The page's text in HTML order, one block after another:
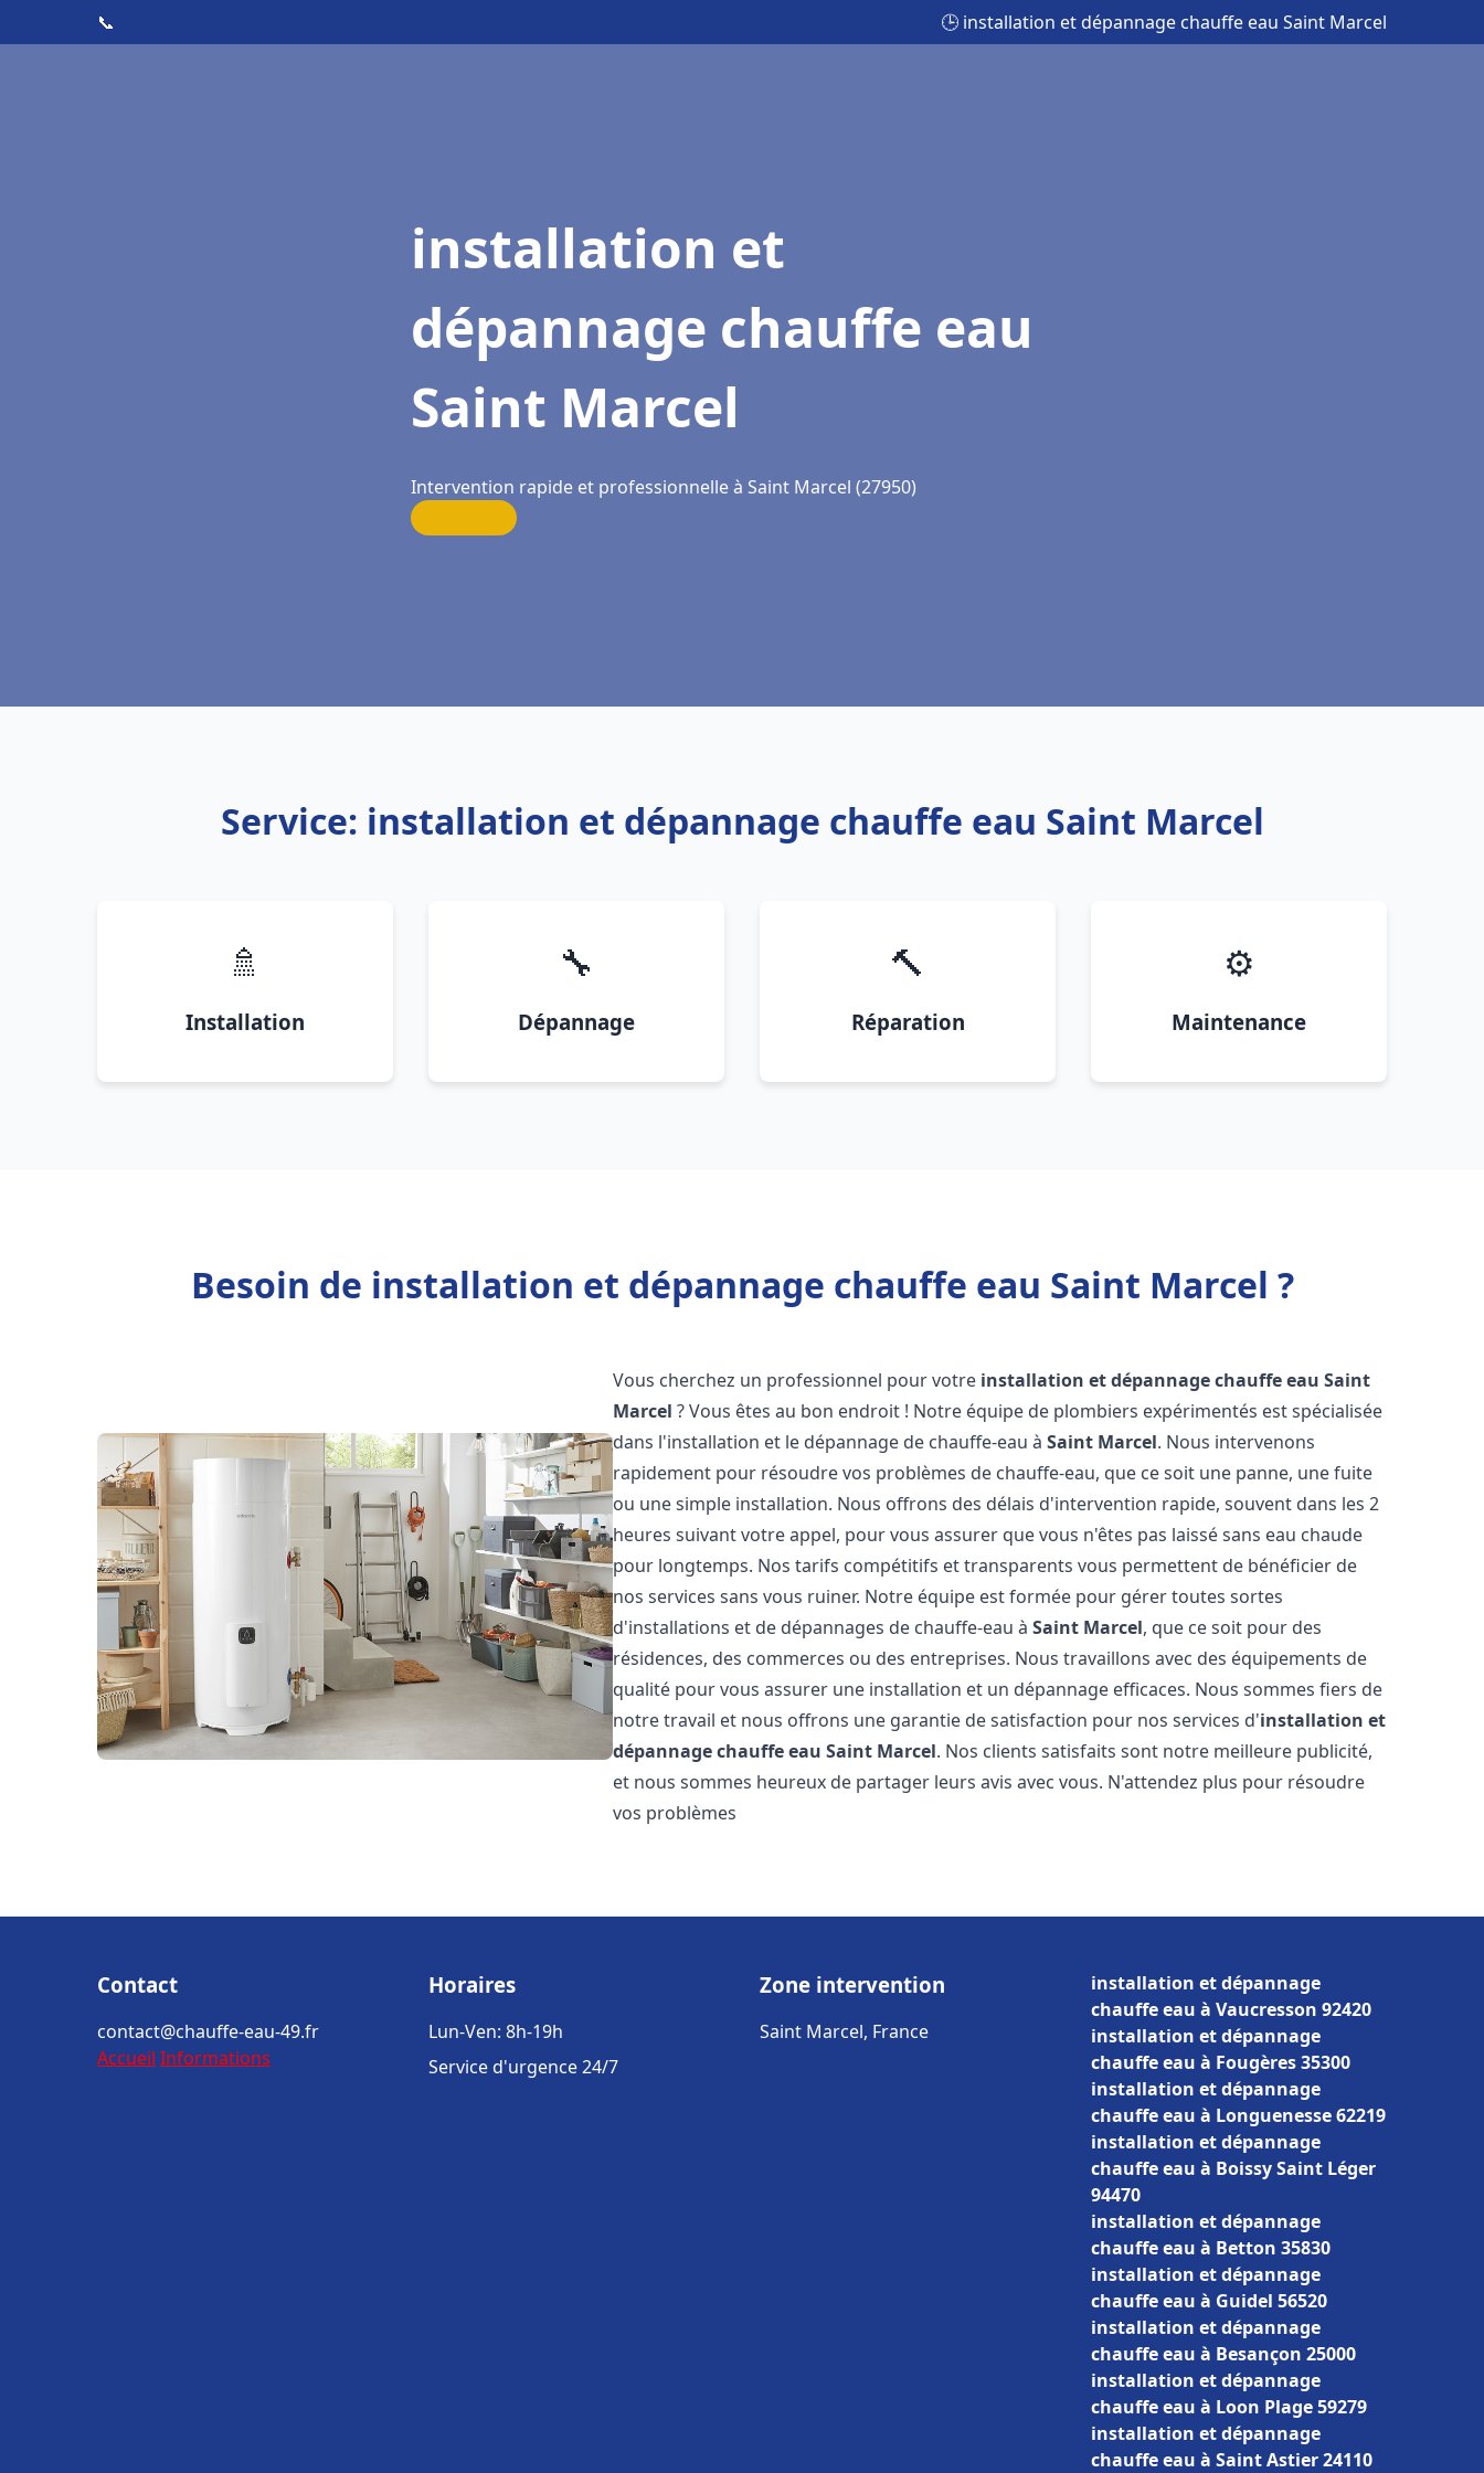
📞 🕒 installation et dépannage chauffe eau Saint Marcel
installation et
dépannage chauffe eau
Saint Marcel
Intervention rapide et professionnelle à Saint Marcel (27950)
Service: installation et dépannage chauffe eau Saint Marcel
🚿
Installation
🔧
Dépannage
🔨
Réparation
⚙️
Maintenance
Besoin de installation et dépannage chauffe eau Saint Marcel ?
Vous cherchez un professionnel pour votre installation et dépannage chauffe eau Saint
Marcel ? Vous êtes au bon endroit ! Notre équipe de plombiers expérimentés est spécialisée
dans l'installation et le dépannage de chauffe-eau àSaint Marcel. Nous intervenons
rapidement pour résoudre vos problèmes de chauffe-eau, que ce soit une panne, une fuite
ou une simple installation. Nous offrons des délais d'intervention rapide, souvent dans les 2
heures suivant votre appel, pour vous assurer que vous n'êtes pas laissé sans eau chaude
pour longtemps. Nos tarifs compétitifs et transparents vous permettent de bénéficier de
nos services sans vous ruiner. Notre équipe est formée pour gérer toutes sortes
d'installations et de dépannages de chauffe-eau àSaint Marcel, que ce soit pour des
résidences, des commerces ou des entreprises. Nous travaillons avec des équipements de
qualité pour vous assurer une installation et un dépannage efficaces. Nous sommes fiers de
notre travail et nous offrons une garantie de satisfaction pour nos services d'installation et
dépannage chauffe eau Saint Marcel. Nos clients satisfaits sont notre meilleure publicité,
et nous sommes heureux de partager leurs avis avec vous. N'attendez plus pour résoudre
vos problèmes
Contact
contact@chauffe-eau-49.fr
Accueil Informations
Horaires
Lun-Ven: 8h-19h
Service d'urgence 24/7
Zone intervention
Saint Marcel, France
installation et dépannage
chauffe eau à Vaucresson 92420
installation et dépannage
chauffe eau à Fougères 35300
installation et dépannage
chauffe eau à Longuenesse 62219
installation et dépannage
chauffe eau à Boissy Saint Léger
94470
installation et dépannage
chauffe eau à Betton 35830
installation et dépannage
chauffe eau à Guidel 56520
installation et dépannage
chauffe eau à Besançon 25000
installation et dépannage
chauffe eau à Loon Plage 59279
installation et dépannage
chauffe eau à Saint Astier 24110